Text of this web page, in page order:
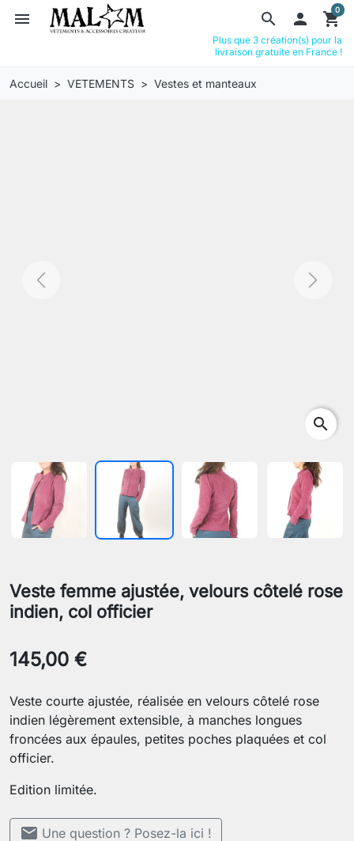
search
menu  shopping_cart
0
Plus que 3 création(s) pour la
livraison gratuite en France !
Accueil VETEMENTS Vestes et manteaux
Previous Next
search
Veste femme ajustée, velours côtelé rose
indien, col officier
145,00 €
Veste courte ajustée, réalisée en velours côtelé rose
indien légèrement extensible, à manches longues
froncées aux épaules, petites poches plaquées et col
officier.
Edition limitée.
mail Une question ? Posez-la ici !